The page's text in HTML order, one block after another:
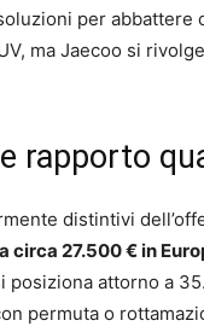
per
ma Jaecoo si
rapporto
distintivi
circa 27.500 € in
posiziona attorno a
permuta o